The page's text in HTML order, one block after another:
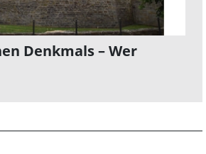
Denkmals – Wer